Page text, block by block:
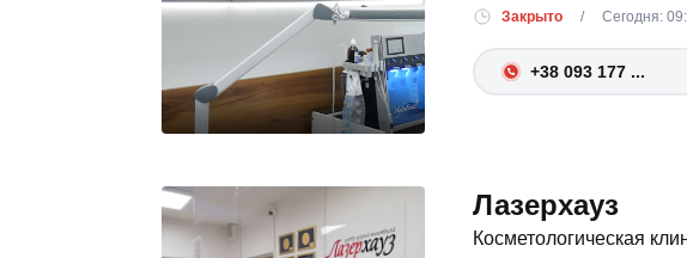
Закрыто
/ Сегодня:
+38 093 177 ...
Лазерхауз
Косметологическая